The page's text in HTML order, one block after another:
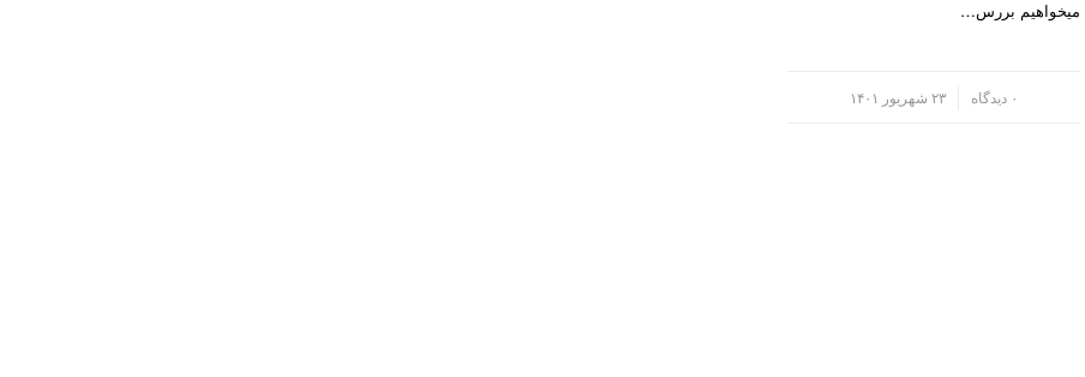
میخواهیم بررس…
۰ دیدگاه ۲۳ شهریور ۱۴۰۱